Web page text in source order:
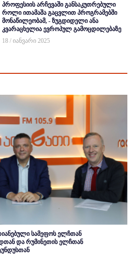
პროფესიის არჩევაში განსაკუთრებული
როლი ითამაშა გაცვლით პროგრამებში
მონაწილეობამ, - ზუგდიდელი ანა
კვარაცხელია ევროპულ გამოცდილებაზე
18 / იანვარი 2025
სამეფოს ელჩთან
და რუმინეთის ელჩთან